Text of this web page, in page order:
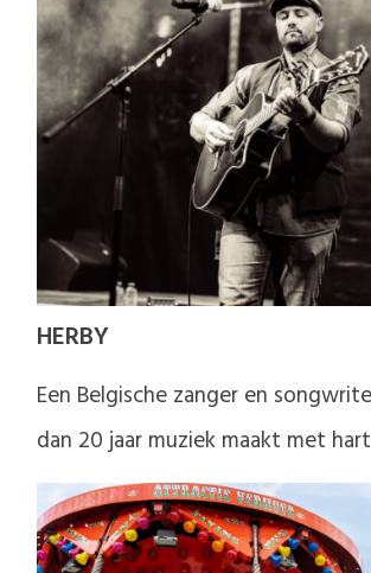
HERBY
Een Belgische zanger en
dan 20 jaar muziek maakt met